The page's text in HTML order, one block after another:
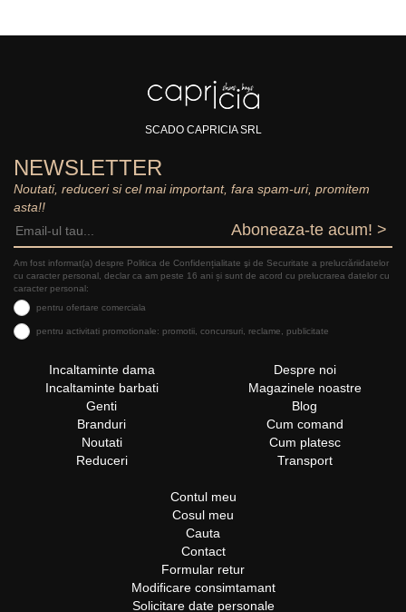
SCADO CAPRICIA SRL
NEWSLETTER
Noutati, reduceri si cel mai important, fara spam-uri, promitem
asta!!
Aboneaza-te acum! >
Am fost informat(a) despre Politica de Confidențialitate şi de Securitate a prelucrăriidatelor
cu caracter personal, declar ca am peste 16 ani și sunt de acord cu prelucrarea datelor cu
caracter personal:
pentru ofertare comerciala
pentru activitati promotionale: promotii, concursuri, reclame, publicitate
Incaltaminte dama
Incaltaminte barbati
Genti
Branduri
Noutati
Reduceri
Despre noi
Magazinele noastre
Blog
Cum comand
Cum platesc
Transport
Contul meu
Cosul meu
Cauta
Contact
Formular retur
Modificare consimtamant
Solicitare date personale